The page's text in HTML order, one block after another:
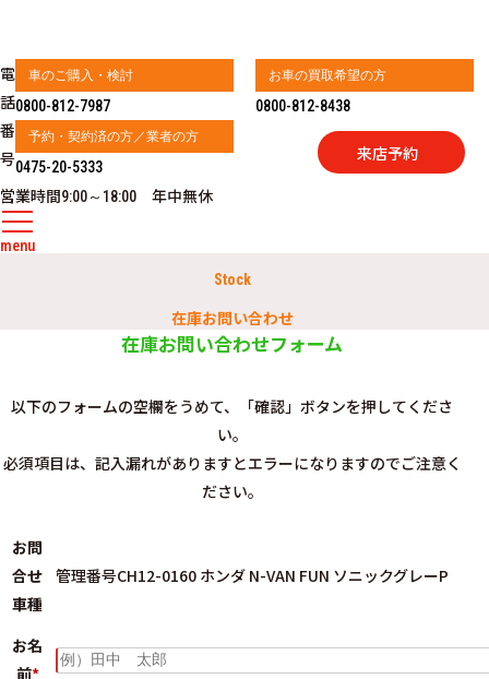
電
話
番
号
車のご購入・検討
0800-812-7987
お車の買取希望の方
0800-812-8438
予約・契約済の方／業者の方
0475-20-5333
営業時間9:00～18:00 年中無休
来店予約
menu
在庫お問い合わせ
Stock
在庫お問い合わせフォーム
以下のフォームの空欄をうめて、「確認」ボタンを押してくださ
い。
必須項目は、記入漏れがありますとエラーになりますのでご注意く
ださい。
お問
合せ
車種
管理番号CH12-0160 ホンダ N-VAN FUN ソニックグレーP
お名
前*